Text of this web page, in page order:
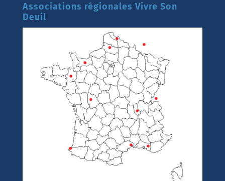
Associations régionales Vivre Son
Deuil